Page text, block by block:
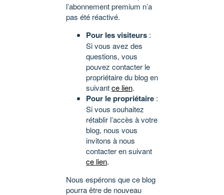
l’abonnement premium n’a
pas été réactivé.
Pour les visiteurs :
Si vous avez des
questions, vous
pouvez contacter le
propriétaire du blog en
suivantce lien.
Pour le propriétaire :
Si vous souhaitez
rétablir l’accès à votre
blog, nous vous
invitons à nous
contacter en suivant
ce lien.
Nous espérons que ce blog
pourra être de nouveau